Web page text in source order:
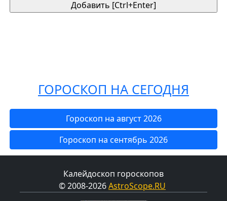
ГОРОСКОП НА СЕГОДНЯ
Гороскоп на август 2026
Гороскоп на сентябрь 2026
Калейдоскоп гороскопов
© 2008-2026AstroScope.RU